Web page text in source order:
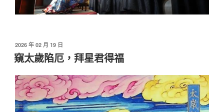
發
佈
於
2026 年 02 月 19 日
窺太歲陷厄，拜星君得福